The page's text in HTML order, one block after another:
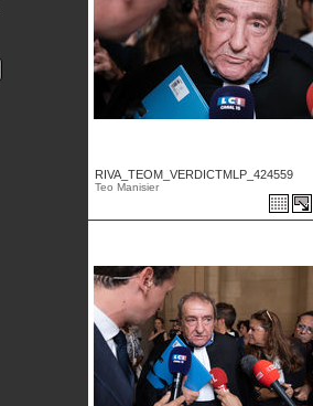
RIVA_TEOM_VERDICTMLP_424559
Teo Manisier